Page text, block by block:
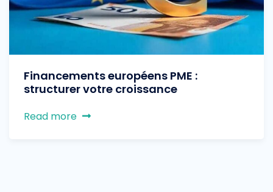
Financements européens PME :
structurer votre croissance
Read more